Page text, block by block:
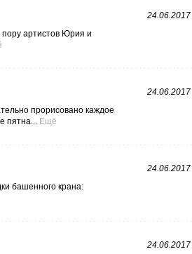
пору артистов Юрия и
24.06.2017
прорисовано каждое
пятна... Ещё
24.06.2017
башенного крана:
24.06.2017
24.06.2017